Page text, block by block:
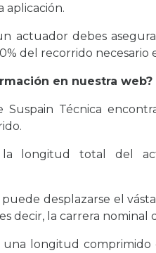
aplicación.
actuador debes
del recorrido necesario
en nuestra web?
Técnica
longitud total del
desplazarse el
decir, la carrera nominal
longitud